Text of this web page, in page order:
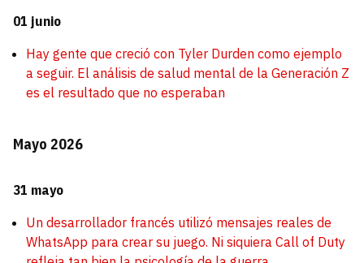
01 junio
Hay gente que creció con Tyler Durden como ejemplo
a seguir. El análisis de salud mental de la Generación Z
es el resultado que no esperaban
Mayo 2026
31 mayo
Un desarrollador francés utilizó mensajes reales de
WhatsApp para crear su juego. Ni siquiera Call of Duty